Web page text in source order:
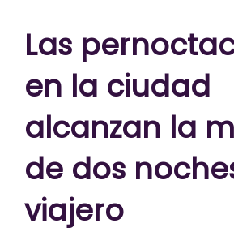
Areas municipales
Tramita
Las
en la ciudad
alcanzan la
de dos
viajero